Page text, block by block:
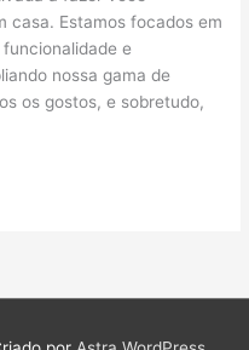
casa. Estamos focados em
e
nossa gama de
os gostos, e sobretudo,